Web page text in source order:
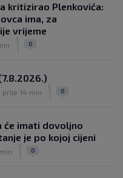
kritizirao Plenkovića:
ima, za
vrijeme
0
prije 14 min 0
će imati dovoljno
je po kojoj cijeni
0